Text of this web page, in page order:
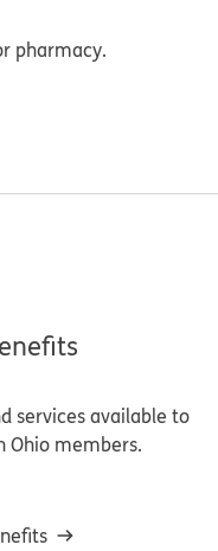
pharmacy.
services available to
Ohio members.